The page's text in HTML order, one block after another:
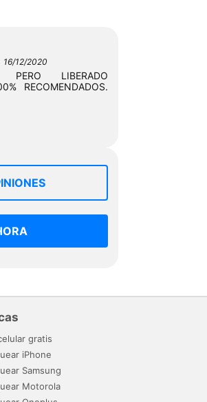
16/12/2020
LIBERADO
RECOMENDADOS.
gratis
iPhone
Samsung
Motorola